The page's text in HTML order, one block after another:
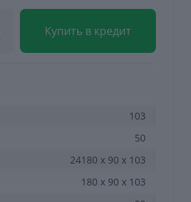
Купить в кредит
103
50
24180 х 90 х 103
180 х 90 х 103